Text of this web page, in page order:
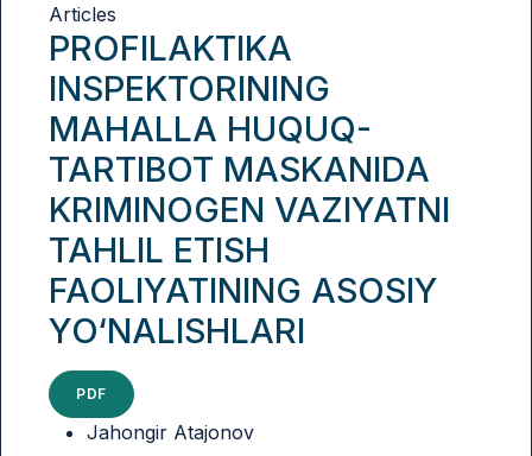
Articles
PROFILAKTIKA
INSPEKTORINING
MAHALLA HUQUQ-
TARTIBOT MASKANIDA
KRIMINOGEN VAZIYATNI
TAHLIL ETISH
FAOLIYATINING ASOSIY
YO‘NALISHLARI
PDF
Jahongir Atajonov